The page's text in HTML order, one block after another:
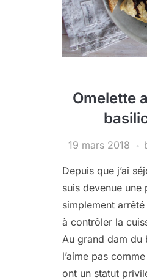
Omelette
19 mars 2018
Depuis que j’ai
suis devenue une
simplement
à contrôler la
Au grand dam du
l’aime pas
ont un statut